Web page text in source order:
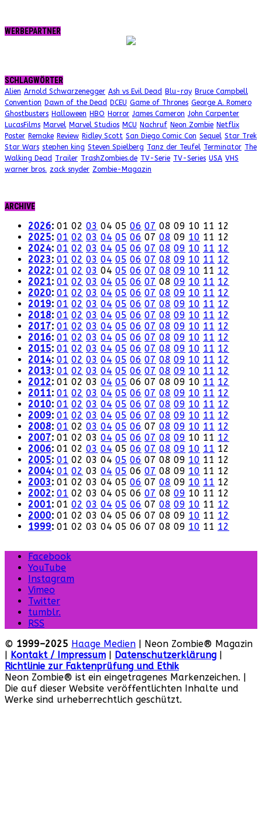
WERBEPARTNER
SCHLAGWÖRTER
Alien Arnold Schwarzenegger Ash vs Evil Dead Blu-ray Bruce Campbell
Convention Dawn of the Dead DCEU Game of Thrones George A. Romero
Ghostbusters Halloween HBO Horror James Cameron John Carpenter
LucasFilms Marvel Marvel Studios MCU Nachruf Neon Zombie Netflix
Poster Remake Review Ridley Scott San Diego Comic Con Sequel Star Trek
Star Wars stephen king Steven Spielberg Tanz der Teufel Terminator The
Walking Dead Trailer TrashZombies.de TV-Serie TV-Series USA VHS
warner bros. zack snyder Zombie-Magazin
ARCHIVE
2026: 01 02 03 04 05 06 07 08 09 10 11 12
2025: 01 02 03 04 05 06 07 08 09 10 11 12
2024: 01 02 03 04 05 06 07 08 09 10 11 12
2023: 01 02 03 04 05 06 07 08 09 10 11 12
2022: 01 02 03 04 05 06 07 08 09 10 11 12
2021: 01 02 03 04 05 06 07 08 09 10 11 12
2020: 01 02 03 04 05 06 07 08 09 10 11 12
2019: 01 02 03 04 05 06 07 08 09 10 11 12
2018: 01 02 03 04 05 06 07 08 09 10 11 12
2017: 01 02 03 04 05 06 07 08 09 10 11 12
2016: 01 02 03 04 05 06 07 08 09 10 11 12
2015: 01 02 03 04 05 06 07 08 09 10 11 12
2014: 01 02 03 04 05 06 07 08 09 10 11 12
2013: 01 02 03 04 05 06 07 08 09 10 11 12
2012: 01 02 03 04 05 06 07 08 09 10 11 12
2011: 01 02 03 04 05 06 07 08 09 10 11 12
2010: 01 02 03 04 05 06 07 08 09 10 11 12
2009: 01 02 03 04 05 06 07 08 09 10 11 12
2008: 01 02 03 04 05 06 07 08 09 10 11 12
2007: 01 02 03 04 05 06 07 08 09 10 11 12
2006: 01 02 03 04 05 06 07 08 09 10 11 12
2005: 01 02 03 04 05 06 07 08 09 10 11 12
2004: 01 02 03 04 05 06 07 08 09 10 11 12
2003: 01 02 03 04 05 06 07 08 09 10 11 12
2002: 01 02 03 04 05 06 07 08 09 10 11 12
2001: 01 02 03 04 05 06 07 08 09 10 11 12
2000: 01 02 03 04 05 06 07 08 09 10 11 12
1999: 01 02 03 04 05 06 07 08 09 10 11 12
Facebook
YouTube
Instagram
Vimeo
Twitter
tumblr.
RSS
© 1999–2025 Haage Medien | Neon Zombie® Magazin
Kontakt / Impressum Datenschutzerklärung
Richtlinie zur Faktenprüfung und Ethik
Neon Zombie® ist ein eingetragenes Markenzeichen. |
Die auf dieser Website veröffentlichten Inhalte und
Werke sind urheberrechtlich geschützt.